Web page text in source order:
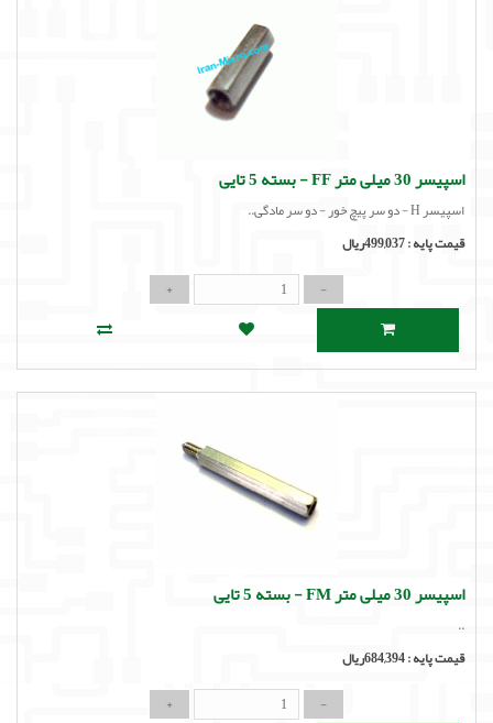
اسپیسر 30 میلی متر FF - بسته 5 تایی
اسپیسر H - دو سر پیچ خور - دو سر مادگی..
قیمت پایه :499,037ریال
اسپیسر 30 میلی متر FM - بسته 5 تایی
..
قیمت پایه :684,394ریال